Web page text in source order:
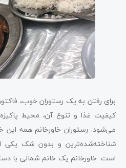
برای رفتن به یک رستوران خوب،
کیفیت غذا و تنوع آن، محیط
می‌شود. رستوران خاورخانم همه این
شناخته‌شده‌ترین و بدون شک یکی
است. خاورخانم یک خانم شمالی با